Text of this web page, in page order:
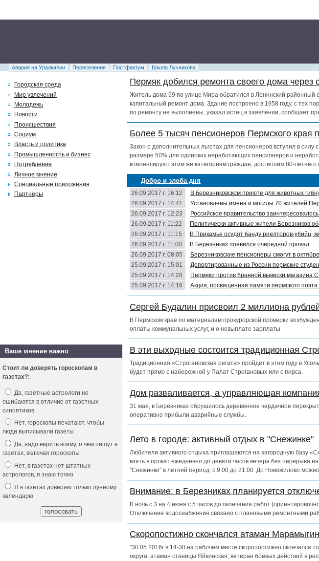
Авария на Уралкалии Переселение Постфактум Школа Лучникова
Пермяк добился ремонта своего дома через
Житель дома 59 по улице Мира обратился в Ленинский районный
капитальный ремонт дома. Здание построено в 1958 году, с тех
по ремонту не выполнены, указал истец в заявлении, сообщает
Более 5 тысяч пенсионеров Пермского края
Закон о дополнительных льготах для пенсионеров вступил в
размере 50% для одиноких неработающих пенсионеров и
компенсируют этим же категориям граждан, достигшим 80-летнего
Добро и злоба дня
26.09.2017 г. 16:12
В березниковском приюте для животных
26.09.2017 г. 14:41
Установлены имена и могилы 70 жителей
26.09.2017 г. 12:23
Российское правительство
26.09.2017 г. 11:22
Политически активные жители Березников
26.09.2017 г. 11:15
В Прикамье осудят банду риелторов-убийц,
26.09.2017 г. 11:00
В Березниках появился очередной провал
26.09.2017 г. 08:05
Березниковские пенсионеры смогут в
25.09.2017 г. 15:01
Депортированные из России пермские
25.09.2017 г. 14:28
Пермяки против бранной вывески магазина
25.09.2017 г. 14:16
Акция, посвященная памяти пермского
Сергей Будалин присвоил 2 миллиона
В Пермском крае по материалам прокурорской проверки
оплаты коммунальных услуг, и о невыплате зарплаты
В эти выходные состоится традиционная
Традиционная «Строгановская регата» пройдет в этом году в
будет прямо с набережной у Палат Строгановых или с пирса.
Дом разваливается, а управляющая
31 мая, в Березниках обрушилось деревянное чердачное
оперативно прибыли аварийные службы.
Лето в городе: активный отдых в "Снежинке"
Любители активного отдыха приглашаются на загородную базу
взять в прокат ежедневно до девяти часов вечера без
"Снежинки" в летний период: с 9:00 до 21:00. До Новожилово
Внимание: в Березниках планируется
В ночь с 3 на 4 июня с 5 часов до окончания работ
Отключение водоснабжения связано с плановыми ремонтными
Скоропостижно скончался атаман Марамыгин
"30.05.2016г в 14-30 на рабочем месте скоропостижно скончался
округа, атаман станицы Яйвинская, ветеран боевых действий в
Городская среда
Мир увлечений
Молодежь
Новости
Происшествия
Социум
Власть и политика
Промышленность и бизнес
Потребление
Личное мнение
Специальные приложения
Партнёры
Ваше мнение важно
Стоит ли доверять гороскопам в
газетах?:
Да, газетные астрологи не
ошибаются в отличие от газетных
синоптиков
Нет, гороскопы печатают, чтобы
люди выписывали газеты
Да, надо верить всему, о чём пишут в
газетах, включая гороскопы
Нет, в газетах нет штатных
астрологов, я знаю точно
Я в газетах доверяю только лунному
календарю